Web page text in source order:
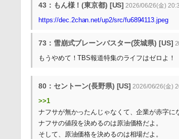
43：もん様！(東京都) [US] 2026/06/26(金)
https://dec.2chan.net/up2/src/fu6894113.jpeg
73：雪崩式ブレーンバスター(茨城県) [US]
もうやめて！TBS報道特集のライフはゼロよ！
80：セントーン(長野県) [US] 2026/06/26(金)
>>1
ナフサが無かったんじゃなくて、企業が赤字に
ナフサの値段を決めるのは原油価格だよ。
そして、原油価格を決めるのは相場だよ。